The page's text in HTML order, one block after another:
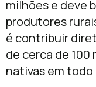
milhões e deve
produtores
é contribuir
de cerca de
nativas em